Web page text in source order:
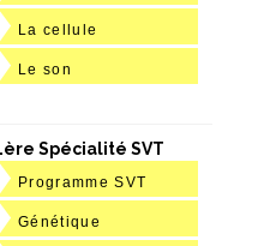
La cellule
Le son
Spécialité SVT
Programme SVT
Génétique